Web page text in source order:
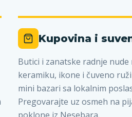
Kupovina i
Butici i zanatske radnje
keramiku, ikone i čuveno
mini bazari sa lokalnim
Pregovarajte uz osmeh na
poklone iz Nesebara.